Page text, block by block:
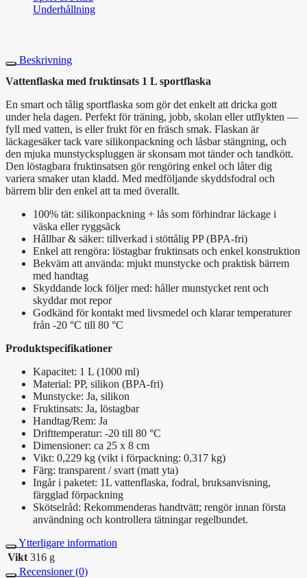
Underhållning
Beskrivning
Vattenflaska med fruktinsats 1 L sportflaska
En smart och tålig sportflaska som gör det enkelt att dricka gott
under hela dagen. Perfekt för träning, jobb, skolan eller utflykten —
fyll med vatten, is eller frukt för en fräsch smak. Flaskan är
läckagesäker tack vare silikonpackning och låsbar stängning, och
den mjuka munstyckspluggen är skonsam mot tänder och tandkött.
Den löstagbara fruktinsatsen gör rengöring enkel och låter dig
variera smaker utan kladd. Med medföljande skyddsfodral och
bärrem blir den enkel att ta med överallt.
100% tät: silikonpackning + lås som förhindrar läckage i
väska eller ryggsäck
Hållbar & säker: tillverkad i stöttålig PP (BPA-fri)
Enkel att rengöra: löstagbar fruktinsats och enkel konstruktion
Bekväm att använda: mjukt munstycke och praktisk bärrem
med handtag
Skyddande lock följer med: håller munstycket rent och
skyddar mot repor
Godkänd för kontakt med livsmedel och klarar temperaturer
från -20 °C till 80 °C
Produktspecifikationer
Kapacitet: 1 L (1000 ml)
Material: PP, silikon (BPA-fri)
Munstycke: Ja, silikon
Fruktinsats: Ja, löstagbar
Handtag/Rem: Ja
Drifttemperatur: -20 till 80 °C
Dimensioner: ca 25 x 8 cm
Vikt: 0,229 kg (vikt i förpackning: 0,317 kg)
Färg: transparent / svart (matt yta)
Ingår i paketet: 1L vattenflaska, fodral, bruksanvisning,
färgglad förpackning
Skötselråd: Rekommenderas handtvätt; rengör innan första
användning och kontrollera tätningar regelbundet.
Ytterligare information
Vikt 316 g
Recensioner (0)